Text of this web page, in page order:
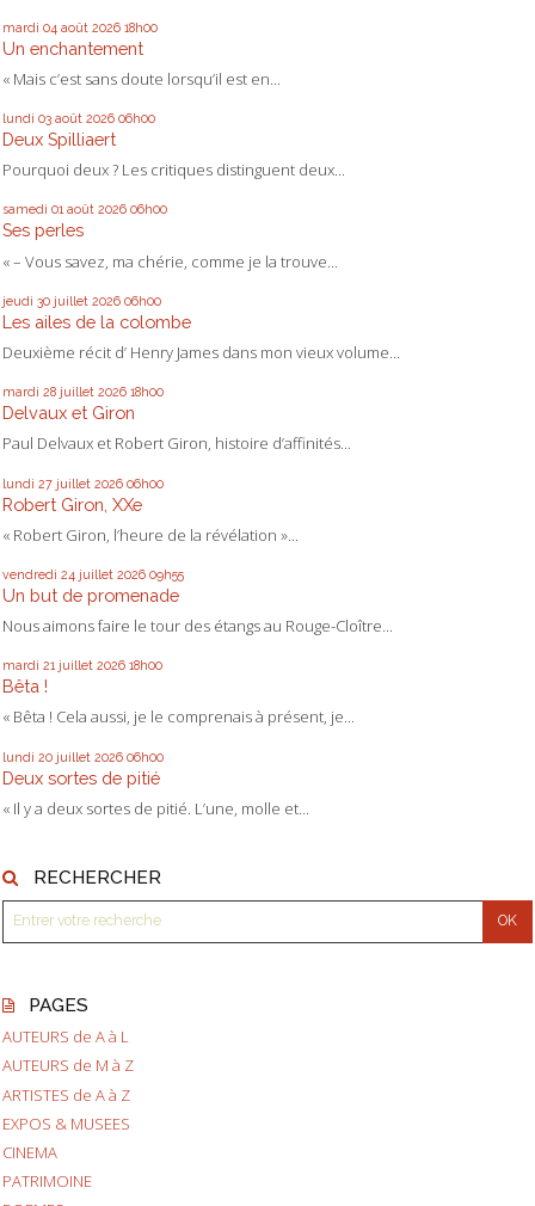
mardi 04 août 2026 18h00
Un enchantement
« Mais c’est sans doute lorsqu’il est en...
lundi 03 août 2026 06h00
Deux Spilliaert
Pourquoi deux ? Les critiques distinguent deux...
samedi 01 août 2026 06h00
Ses perles
« – Vous savez, ma chérie, comme je la trouve...
jeudi 30 juillet 2026 06h00
Les ailes de la colombe
Deuxième récit d’ Henry James dans mon vieux volume...
mardi 28 juillet 2026 18h00
Delvaux et Giron
Paul Delvaux et Robert Giron, histoire d’affinités...
lundi 27 juillet 2026 06h00
Robert Giron, XXe
« Robert Giron, l’heure de la révélation »...
vendredi 24 juillet 2026 09h55
Un but de promenade
Nous aimons faire le tour des étangs au Rouge-Cloître...
mardi 21 juillet 2026 18h00
Bêta !
« Bêta ! Cela aussi, je le comprenais à présent, je...
lundi 20 juillet 2026 06h00
Deux sortes de pitié
« Il y a deux sortes de pitié. L’une, molle et...
RECHERCHER
PAGES
AUTEURS de A à L
AUTEURS de M à Z
ARTISTES de A à Z
EXPOS & MUSEES
CINEMA
PATRIMOINE